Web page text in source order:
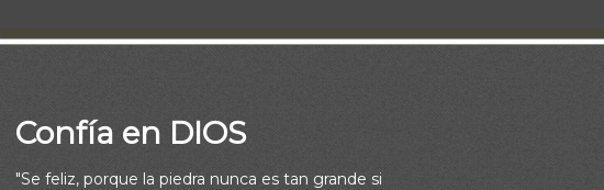
Confía en DIOS
"Se feliz, porque la piedra nunca es tan grande si